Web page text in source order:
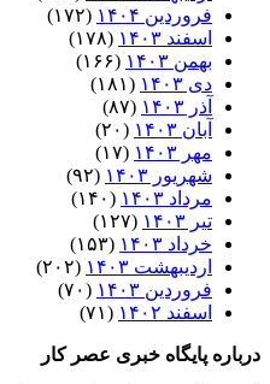
فروردین ۱۴۰۴
(۱۷۲)
اسفند ۱۴۰۳
(۱۷۸)
بهمن ۱۴۰۳
(۱۶۶)
دی ۱۴۰۳
(۱۸۱)
آذر ۱۴۰۳
(۸۷)
آبان ۱۴۰۳
(۲۰)
مهر ۱۴۰۳
(۱۷)
شهریور ۱۴۰۳
(۹۲)
مرداد ۱۴۰۳
(۱۴۰)
تیر ۱۴۰۳
(۱۲۷)
خرداد ۱۴۰۳
(۱۵۳)
اردیبهشت ۱۴۰۳
(۲۰۲)
فروردین ۱۴۰۳
(۷۰)
اسفند ۱۴۰۲
(۷۱)
درباره پایگاه خبری عصر کار